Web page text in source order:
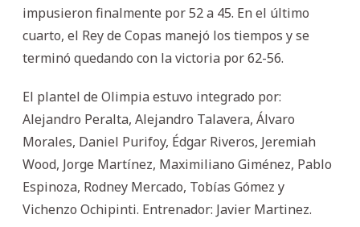
impusieron finalmente por 52 a 45. En el último
cuarto, el Rey de Copas manejó los tiempos y se
terminó quedando con la victoria por 62-56.
El plantel de Olimpia estuvo integrado por:
Alejandro Peralta, Alejandro Talavera, Álvaro
Morales, Daniel Purifoy, Édgar Riveros, Jeremiah
Wood, Jorge Martínez, Maximiliano Giménez, Pablo
Espinoza, Rodney Mercado, Tobías Gómez y
Vichenzo Ochipinti. Entrenador: Javier Martinez.